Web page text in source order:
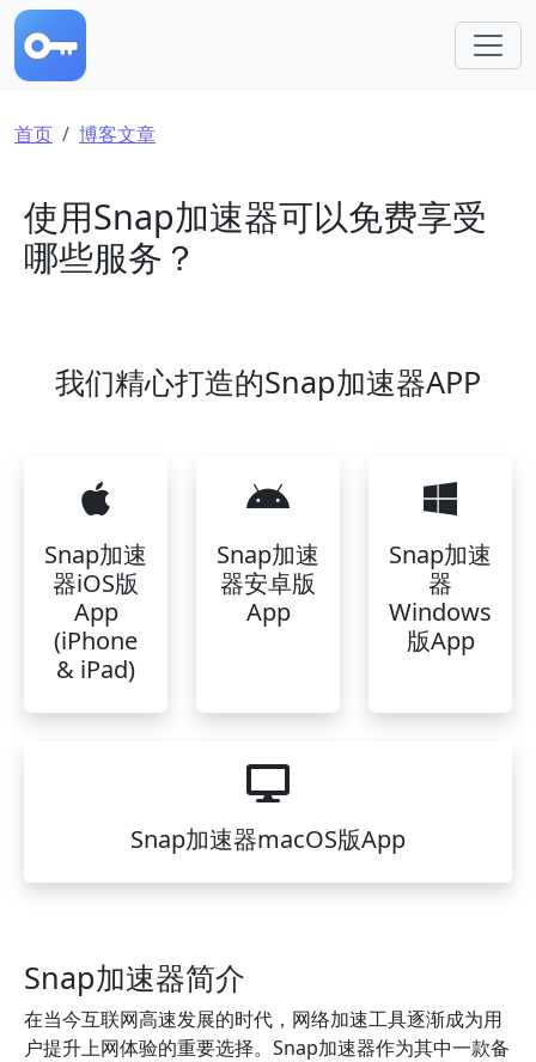
跳转到主要内容
面包屑
首页 博客文章
使用Snap加速器可以免费享受
哪些服务？
我们精心打造的Snap加速器APP
Snap加速
器iOS版
App
(iPhone
& iPad)
Snap加速
器安卓版
App
Snap加速
器
Windows
版App
Snap加速器macOS版App
Snap加速器简介
在当今互联网高速发展的时代，网络加速工具逐渐成为用
户提升上网体验的重要选择。Snap加速器作为其中一款备